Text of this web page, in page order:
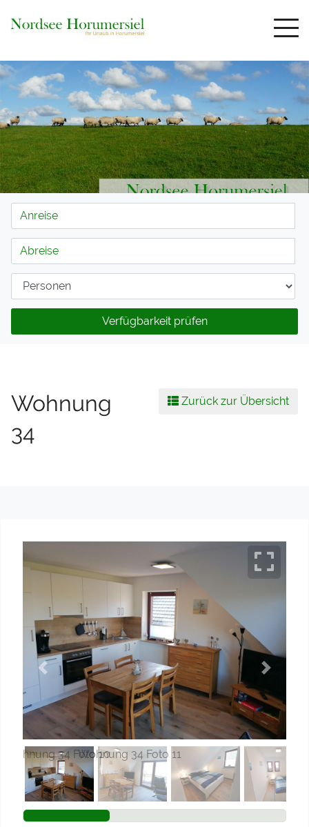
Verfügbarkeit prüfen
Wohnung
34
Zurück zur Übersicht
Previous Next